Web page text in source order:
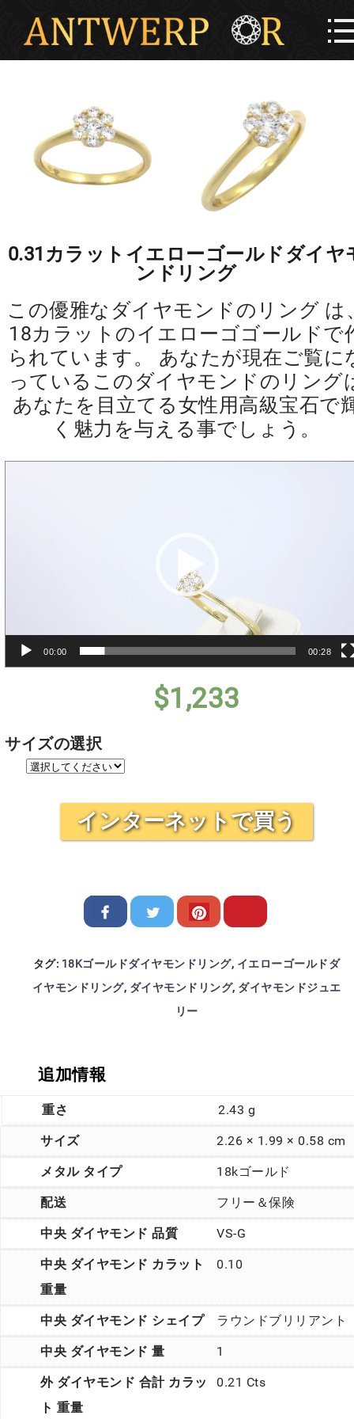
0.31カラットイエローゴールドダイヤ
ンドリング
この優雅なダイヤモンドのリング は
18カラットのイエローゴゴールドで
られています。 あなたが現在ご覧に
っているこのダイヤモンドのリング
あなたを目立てる女性用高級宝石で
く魅力を与える事でしょう。
ー
ヤ
ー
00:00 00:28
$1,233
サイズの選択
インターネットで買う
タグ: 18Kゴールドダイヤモンドリング, イエローゴールドダ
イヤモンドリング, ダイヤモンドリング, ダイヤモンドジュエ
リー
追加情報
重さ 2.43 g
サイズ 2.26 × 1.99 × 0.58 cm
メタル タイプ 18kゴールド
配送 フリー＆保険
中央 ダイヤモンド 品質 VS-G
中央 ダイヤモンド カラット
重量
0.10
中央 ダイヤモンド シェイプ ラウンドブリリアント
中央 ダイヤモンド 量 1
外 ダイヤモンド 合計 カラッ
ト 重量
0.21 Cts